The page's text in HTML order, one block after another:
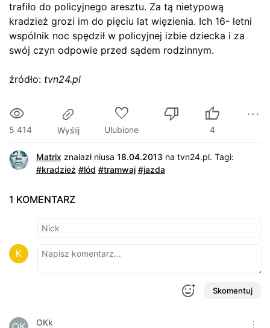
trafiło do policyjnego aresztu. Za tą nietypową
kradzież grozi im do pięciu lat więzienia. Ich 16- letni
wspólnik noc spędził w policyjnej izbie dziecka i za
swój czyn odpowie przed sądem rodzinnym.
źródło: tvn24.pl
5 414 Wyślij Ulubione 4
Matrix znalazł niusa 18.04.2013 na tvn24.pl. Tagi:
#kradzież #lód #tramwaj #jazda
1 KOMENTARZ
Skomentuj
OKk